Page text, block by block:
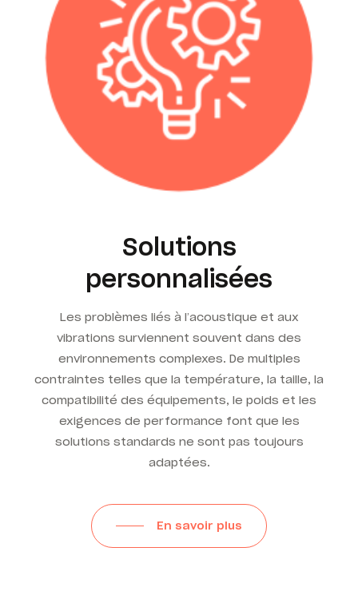
Solutions
personnalisées
Les problèmes liés à l’acoustique et aux
vibrations surviennent souvent dans des
environnements complexes. De multiples
contraintes telles que la température, la taille, la
compatibilité des équipements, le poids et les
exigences de performance font que les
solutions standards ne sont pas toujours
adaptées.
En savoir plus